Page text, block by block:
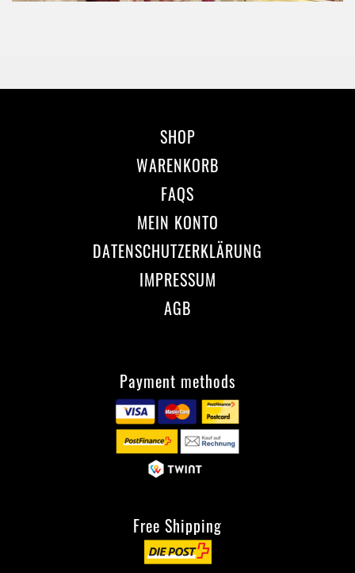
SHOP
WARENKORB
FAQS
MEIN KONTO
DATENSCHUTZERKLÄRUNG
IMPRESSUM
AGB
Payment methods
Free Shipping